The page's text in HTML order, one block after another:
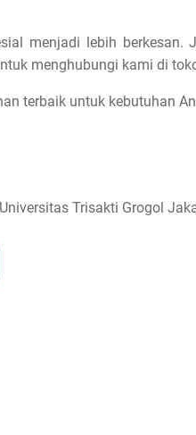
menjadi lebih berkesan.
menghubungi kami di
terbaik untuk kebutuhan
Trisakti Grogol